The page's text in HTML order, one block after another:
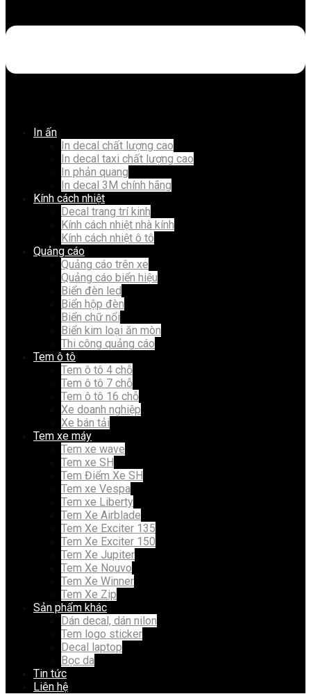
In ấn
In decal chất lượng cao
In decal taxi chất lượng cao
In phản quang
In decal 3M chính hãng
Kính cách nhiệt
Decal trang trí kinh
Kính cách nhiệt nhà kính
Kính cách nhiệt ô tô
Quảng cáo
Quảng cáo trên xe
Quảng cáo biển hiệu
Biển đèn led
Biển hộp đèn
Biển chữ nổi
Biển kim loại ăn mòn
Thi công quảng cáo
Tem ô tô
Tem ô tô 4 chỗ
Tem ô tô 7 chỗ
Tem ô tô 16 chỗ
Xe doanh nghiệp
Xe bán tải
Tem xe máy
Tem xe wave
Tem xe SH
Tem Điểm Xe SH
Tem xe Vespa
Tem xe Liberty
Tem Xe Airblade
Tem Xe Exciter 135
Tem Xe Exciter 150
Tem Xe Jupiter
Tem Xe Nouvo
Tem Xe Winner
Tem Xe Zip
Sản phẩm khác
Dán decal, dán nilon
Tem logo sticker
Decal laptop
Bọc da
Tin tức
Liên hệ